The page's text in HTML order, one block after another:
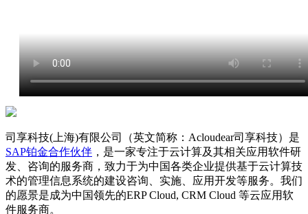
司享科技(上海)有限公司（英文简称：Acloudear司享科技）是
SAP铂金合作伙伴 ，是一家专注于云计算及其相关应用软件研
发、咨询的服务商，致力于为中国各类企业提供基于云计算技
术的管理信息系统的建设咨询、实施、应用开发等服务。我们
的愿景是成为中国领先的ERP Cloud, CRM Cloud 等云应用软
件服务商。